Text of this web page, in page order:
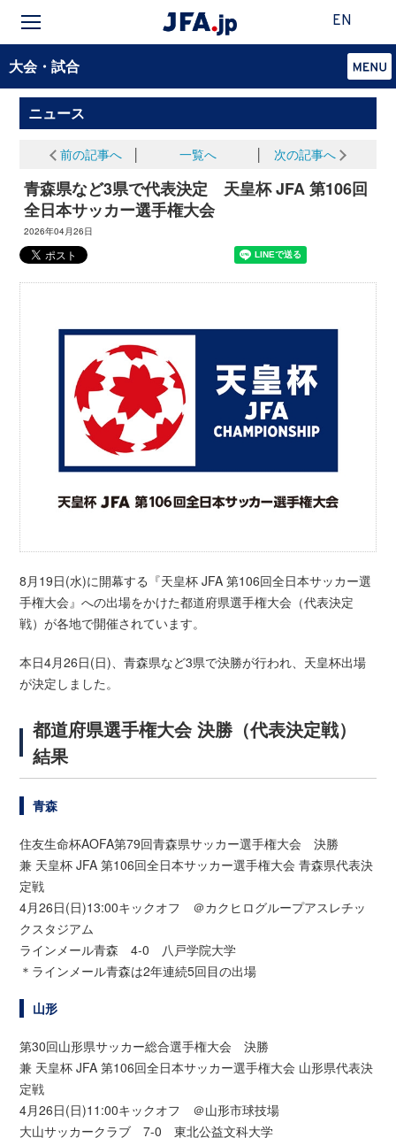
EN
大会・試合
ニュース
前の記事へ 一覧へ 次の記事へ
青森県など3県で代表決定 天皇杯 JFA 第106回
全日本サッカー選手権大会
2026年04月26日
8月19日(水)に開幕する『天皇杯 JFA 第106回全日本サッカー選
手権大会』への出場をかけた都道府県選手権大会（代表決定
戦）が各地で開催されています。
本日4月26日(日)、青森県など3県で決勝が行われ、天皇杯出場
が決定しました。
都道府県選手権大会 決勝（代表決定戦）
結果
青森
住友生命杯AOFA第79回青森県サッカー選手権大会 決勝
兼 天皇杯 JFA 第106回全日本サッカー選手権大会 青森県代表決
定戦
4月26日(日)13:00キックオフ ＠カクヒログループアスレチッ
クスタジアム
ラインメール青森 4-0 八戸学院大学
＊ラインメール青森は2年連続5回目の出場
山形
第30回山形県サッカー総合選手権大会 決勝
兼 天皇杯 JFA 第106回全日本サッカー選手権大会 山形県代表決
定戦
4月26日(日)11:00キックオフ ＠山形市球技場
大山サッカークラブ 7-0 東北公益文科大学